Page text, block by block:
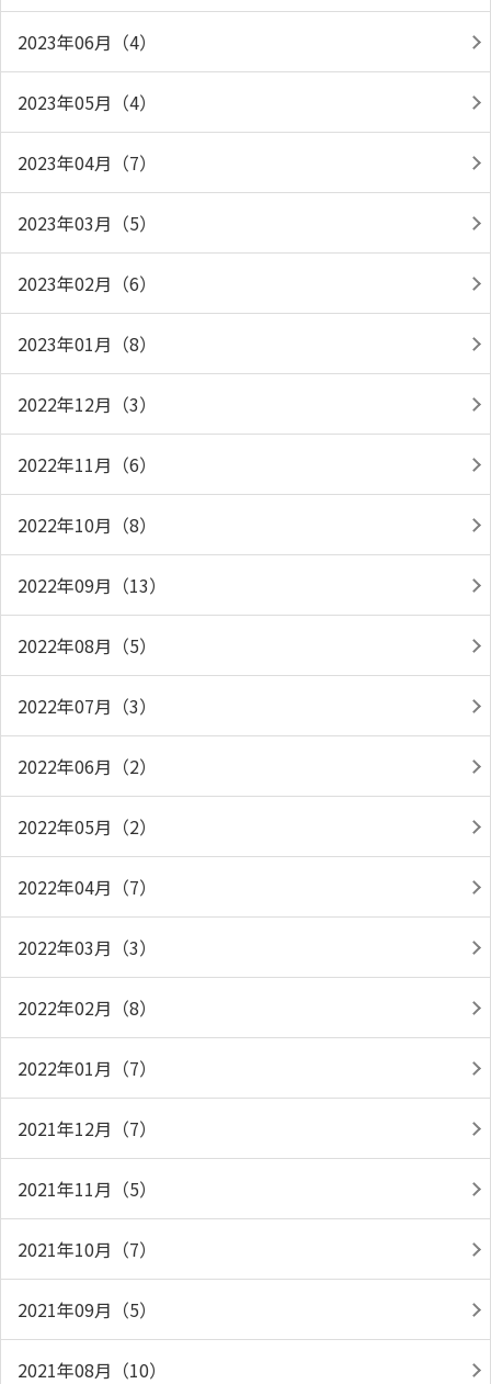
2023年06月（4）
2023年05月（4）
2023年04月（7）
2023年03月（5）
2023年02月（6）
2023年01月（8）
2022年12月（3）
2022年11月（6）
2022年10月（8）
2022年09月（13）
2022年08月（5）
2022年07月（3）
2022年06月（2）
2022年05月（2）
2022年04月（7）
2022年03月（3）
2022年02月（8）
2022年01月（7）
2021年12月（7）
2021年11月（5）
2021年10月（7）
2021年09月（5）
2021年08月（10）